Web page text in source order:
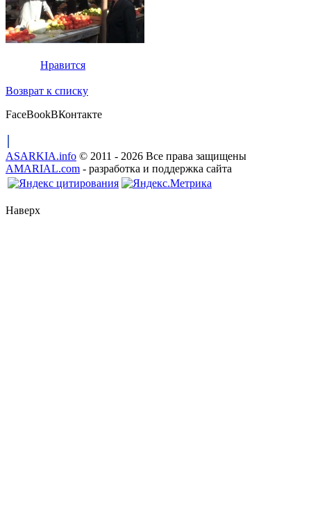
Нравится
Возврат к списку
FaceBookВКонтакте
ASARKIA.info © 2011 - 2026 Все права защищены
AMARIAL.com - разработка и поддержка сайта
Наверх